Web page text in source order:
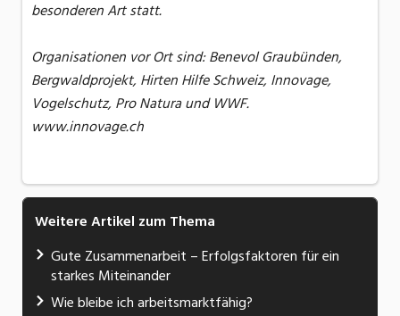
besonderen Art statt.
Organisationen vor Ort sind: Benevol Graubünden,
Bergwaldprojekt, Hirten Hilfe Schweiz, Innovage,
Vogelschutz, Pro Natura und WWF.
www.innovage.ch
Weitere Artikel zum Thema
Gute Zusammenarbeit – Erfolgsfaktoren für ein
starkes Miteinander
Wie bleibe ich arbeitsmarktfähig?